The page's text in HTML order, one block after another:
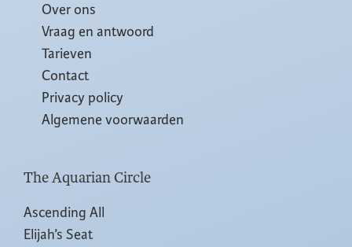
Over ons
Vraag en antwoord
Tarieven
Contact
Privacy policy
Algemene voorwaarden
The Aquarian Circle
Ascending All
Elijah’s Seat